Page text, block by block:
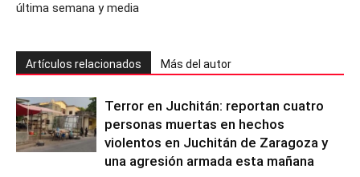
última semana y media
Artículos relacionados Más del autor
Terror en Juchitán: reportan cuatro
personas muertas en hechos
violentos en Juchitán de Zaragoza y
una agresión armada esta mañana